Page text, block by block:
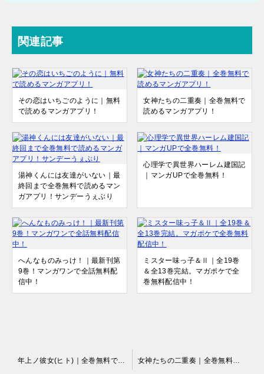
関連記事
その恋はいちごのように｜無料
で読めるマンガアプリ！
女神たちの二重奏｜全巻無料で
読めるマンガアプリ！
湯神くんには友達がいない｜最
終回まで全巻無料で読めるマン
ガアプリ！サンデーうぇぶり
心理学で異世界ハーレム建国記
｜マンガUPで全巻無料！
へんなものみっけ！｜最新刊第
9巻！マンガワンで全話無料配
信中！
ミスター味っ子＆Ⅱ｜全19巻
＆全13巻完結。マガポケで全
巻無料配信中！
年上ノ彼女(ヒト)｜全巻無料で読める公式マンガアプリ！ 女神たちの二重奏｜全巻無料で読めるマンガアプリ！